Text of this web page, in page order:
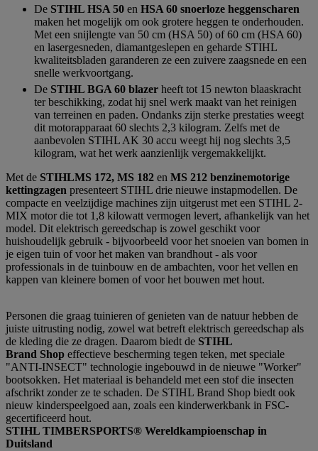
De STIHL HSA 50 en HSA 60 snoerloze heggenscharen
maken het mogelijk om ook grotere heggen te onderhouden.
Met een snijlengte van 50 cm (HSA 50) of 60 cm (HSA 60)
en lasergesneden, diamantgeslepen en geharde STIHL
kwaliteitsbladen garanderen ze een zuivere zaagsnede en een
snelle werkvoortgang.
De STIHL BGA 60 blazer heeft tot 15 newton blaaskracht
ter beschikking, zodat hij snel werk maakt van het reinigen
van terreinen en paden. Ondanks zijn sterke prestaties weegt
dit motorapparaat 60 slechts 2,3 kilogram. Zelfs met de
aanbevolen STIHL AK 30 accu weegt hij nog slechts 3,5
kilogram, wat het werk aanzienlijk vergemakkelijkt.
Met de STIHLMS 172, MS 182 en MS 212 benzinemotorige
kettingzagen presenteert STIHL drie nieuwe instapmodellen. De
compacte en veelzijdige machines zijn uitgerust met een STIHL 2-
MIX motor die tot 1,8 kilowatt vermogen levert, afhankelijk van het
model. Dit elektrisch gereedschap is zowel geschikt voor
huishoudelijk gebruik - bijvoorbeeld voor het snoeien van bomen in
je eigen tuin of voor het maken van brandhout - als voor
professionals in de tuinbouw en de ambachten, voor het vellen en
kappen van kleinere bomen of voor het bouwen met hout.
Personen die graag tuinieren of genieten van de natuur hebben de
juiste uitrusting nodig, zowel wat betreft elektrisch gereedschap als
de kleding die ze dragen. Daarom biedt de STIHL
Brand Shop effectieve bescherming tegen teken, met speciale
"ANTI-INSECT" technologie ingebouwd in de nieuwe "Worker"
bootsokken. Het materiaal is behandeld met een stof die insecten
afschrikt zonder ze te schaden. De STIHL Brand Shop biedt ook
nieuw kinderspeelgoed aan, zoals een kinderwerkbank in FSC-
gecertificeerd hout.
STIHL TIMBERSPORTS® Wereldkampioenschap in
Duitsland